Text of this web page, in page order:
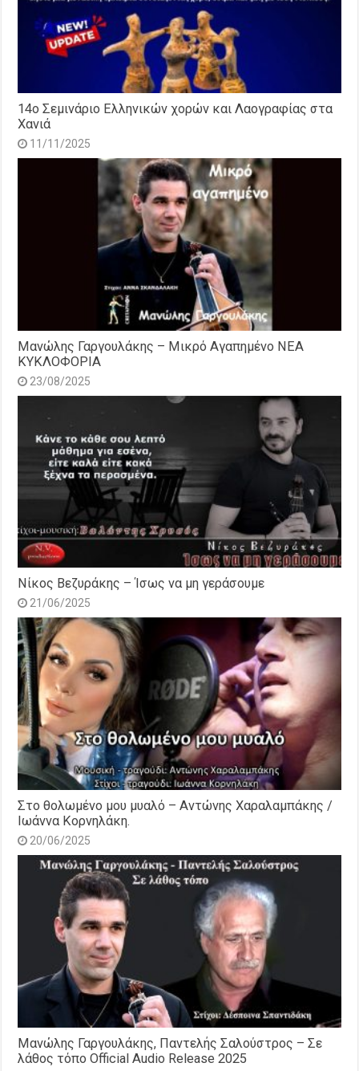
14o Σεμινάριο Ελληνικών χορών και Λαογραφίας στα
Χανιά
11/11/2025
Μανώλης Γαργουλάκης – Μικρό Αγαπημένο NEΑ
ΚΥΚΛΟΦΟΡΙΑ
23/08/2025
Νίκος Βεζυράκης – Ίσως να μη γεράσουμε
21/06/2025
Στο θολωμένο μου μυαλό – Αντώνης Χαραλαμπάκης /
Ιωάννα Κορνηλάκη.
20/06/2025
Μανώλης Γαργουλάκης, Παντελής Σαλούστρος – Σε
λάθος τόπο Official Audio Release 2025